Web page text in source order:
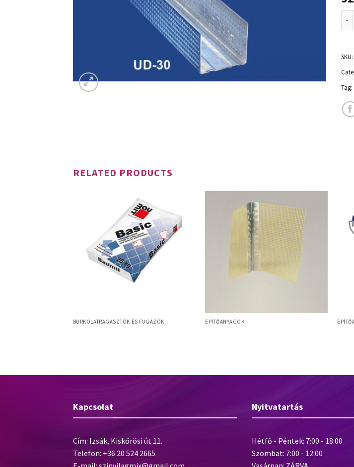
SKU:
Tag:
RELATED PRODUCTS
BURKOLATRAGASZTÓK ÉS FUGÁZÓK ÉPÍTŐANYAGOK
Kapcsolat
Cím: Izsák, Kiskőrösi út 11.
Telefon: +36 20 524 2665
Nyitvatartás
Hétfő - Péntek: 7:00 - 18:00
Szombat: 7:00 - 12:00